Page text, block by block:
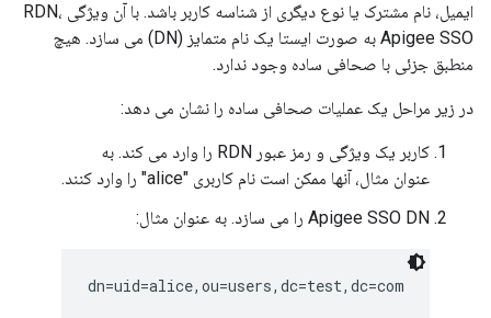
ایمیل، نام مشترک یا نوع دیگری از شناسه کاربر باشد. با آن ویژگی RDN،
Apigee SSO به صورت ایستا یک نام متمایز (DN) می سازد. هیچ
منطبق جزئی با صحافی ساده وجود ندارد.
در زیر مراحل یک عملیات صحافی ساده را نشان می دهد:
کاربر یک ویژگی و رمز عبور RDN را وارد می کند. به
عنوان مثال، آنها ممکن است نام کاربری "alice" را وارد کنند.
Apigee SSO DN را می سازد. به عنوان مثال:
dn=uid=alice,ou=users,dc=test,dc=com